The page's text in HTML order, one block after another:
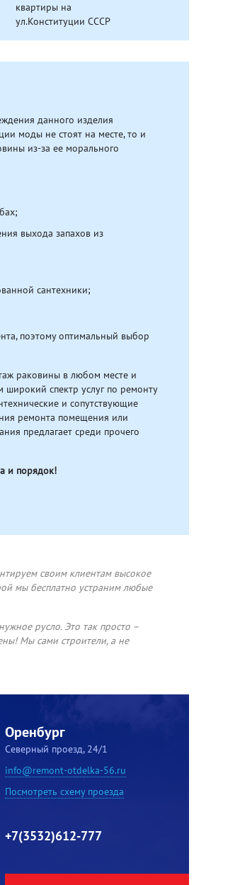
квартиры на
ул.Конституции СССР
данного изделия
моды не стоят на месте, то и
из-за ее морального
выхода запахов из
сантехники;
поэтому оптимальный выбор
раковины в любом месте и
спектр услуг по ремонту
и сопутствующие
ремонта помещения или
предлагает среди прочего
и порядок!
своим клиентам высокое
мы бесплатно устраним любые
русло. Это так просто –
Мы сами строители, а не
Оренбург
Северный проезд, 24/1
info@remont-otdelka-56.ru
Посмотреть схему проезда
+7(3532)612-777